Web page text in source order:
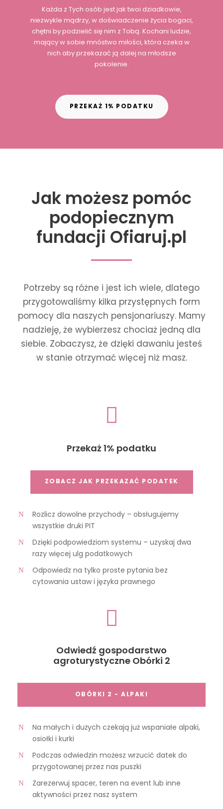
Każda z Tych osób jest jak twoi dziadkowie,
niezwykle mądrzy, w doświadczenie życia bogaci,
chętni by podzielić się nim z Tobą. Kochani ludzie,
mający w sobie mnóstwo miłości, która czeka w
nich aby przekazać ją dalej na młodsze
pokolenie.
PRZEKAŻ 1% PODATKU
Jak możesz pomóc
podopiecznym
fundacji Ofiaruj.pl
Potrzeby są różne i jest ich wiele, dlatego
przygotowaliśmy kilka przystępnych form
pomocy dla naszych pensjonariuszy. Mamy
nadzieję, że wybierzesz chociaż jedną dla
siebie. Zobaczysz, że dzięki dawaniu jesteś
w stanie otrzymać więcej niż masz.
Przekaż 1% podatku
ZOBACZ JAK PRZEKAZAĆ PODATEK
Rozlicz dowolne przychody – obsługujemy
wszystkie druki PIT
Dzięki podpowiedziom systemu – uzyskaj dwa
razy więcej ulg podatkowych
Odpowiedz na tylko proste pytania bez
cytowania ustaw i języka prawnego
Odwiedź gospodarstwo
agroturystyczne Obórki 2
OBÓRKI 2 - ALPAKI
Na małych i dużych czekają już wspaniałe alpaki,
osiołki i kurki
Podczas odwiedzin możesz wrzucić datek do
przygotowanej przez nas puszki
Zarezerwuj spacer, teren na event lub inne
aktywności przez nasz system